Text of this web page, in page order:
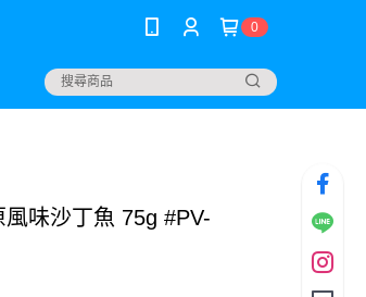
0
風味沙丁魚 75g #PV-